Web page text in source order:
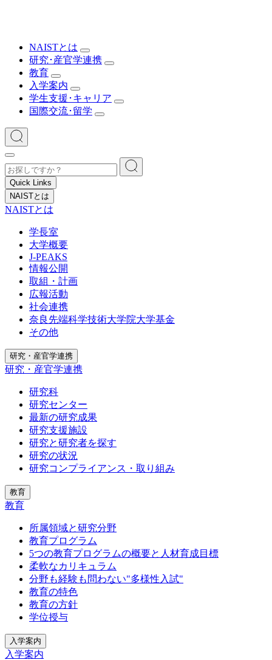
NAISTとは
研究･産官学連携
教育
入学案内
学生支援･キャリア
国際交流･留学
Quick Links
NAISTとは
NAISTとは
学長室
大学概要
J-PEAKS
情報公開
取組・計画
広報活動
社会連携
奈良先端科学技術大学院大学基金
その他
研究・産官学連携
研究・産官学連携
研究科
研究センター
最新の研究成果
研究支援施設
研究と研究者を探す
研究の状況
研究コンプライアンス・取り組み
教育
教育
所属領域と研究分野
教育プログラム
5つの教育プログラムの概要と人材育成目標
柔軟なカリキュラム
分野も経験も問わない"多様性入試"
教育の特色
教育の方針
学位授与
入学案内
入学案内